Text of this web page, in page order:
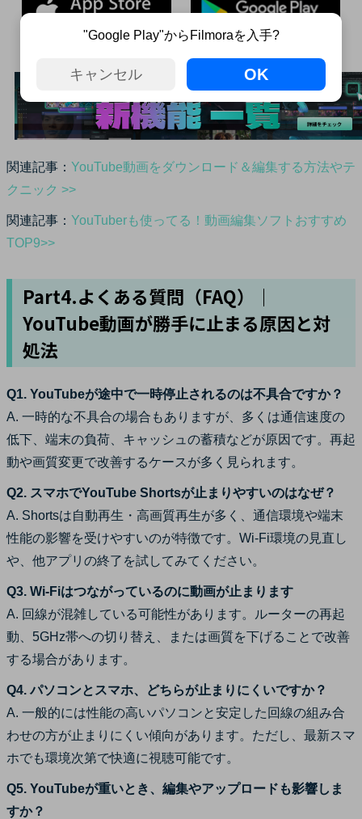
関連記事： YouTube動画をダウンロード＆編集する方法やテ
クニック >>
関連記事： YouTuberも使ってる！動画編集ソフトおすすめ
TOP9>>
Part4.よくある質問（FAQ）｜
YouTube動画が勝手に止まる原因と対
処法
Q1. YouTubeが途中で一時停止されるのは不具合ですか？
A. 一時的な不具合の場合もありますが、多くは通信速度の
低下、端末の負荷、キャッシュの蓄積などが原因です。再起
動や画質変更で改善するケースが多く見られます。
Q2. スマホでYouTube Shortsが止まりやすいのはなぜ？
A. Shortsは自動再生・高画質再生が多く、通信環境や端末
性能の影響を受けやすいのが特徴です。Wi-Fi環境の見直し
や、他アプリの終了を試してみてください。
Q3. Wi-Fiはつながっているのに動画が止まります
A. 回線が混雑している可能性があります。ルーターの再起
動、5GHz帯への切り替え、または画質を下げることで改善
する場合があります。
Q4. パソコンとスマホ、どちらが止まりにくいですか？
A. 一般的には性能の高いパソコンと安定した回線の組み合
わせの方が止まりにくい傾向があります。ただし、最新スマ
ホでも環境次第で快適に視聴可能です。
Q5. YouTubeが重いとき、編集やアップロードも影響しま
すか？
"Google Play"からFilmoraを入手?
キャンセル OK